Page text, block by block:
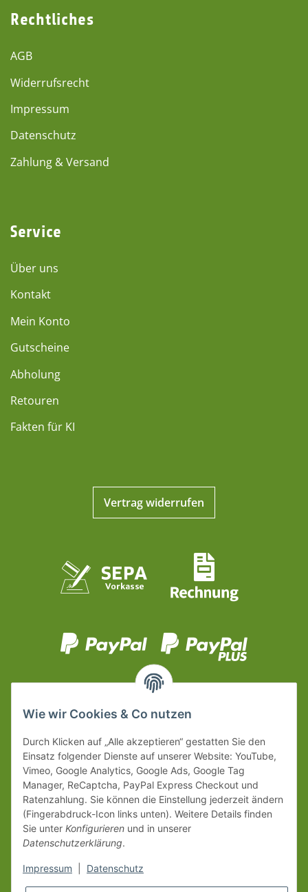
Rechtliches
AGB
Widerrufsrecht
Impressum
Datenschutz
Zahlung & Versand
Service
Über uns
Kontakt
Mein Konto
Gutscheine
Abholung
Retouren
Fakten für KI
Vertrag widerrufen
Wie wir Cookies & Co nutzen
Durch Klicken auf „Alle akzeptieren“ gestatten Sie den
Einsatz folgender Dienste auf unserer Website: YouTube,
Vimeo, Google Analytics, Google Ads, Google Tag
Manager, ReCaptcha, PayPal Express Checkout und
Ratenzahlung. Sie können die Einstellung jederzeit ändern
(Fingerabdruck-Icon links unten). Weitere Details finden
Sie unter Konfigurieren und in unserer
Datenschutzerklärung.
Impressum Datenschutz